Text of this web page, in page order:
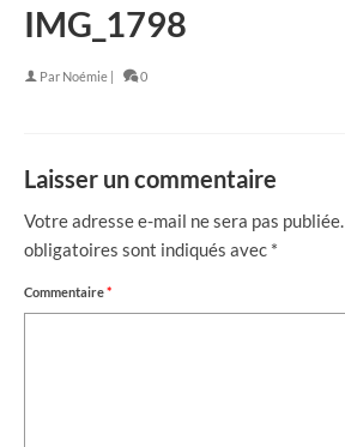
IMG_1798
Par Noémie | 0
Laisser un commentaire
Votre adresse e-mail ne sera pas publiée.
obligatoires sont indiqués avec *
Commentaire*